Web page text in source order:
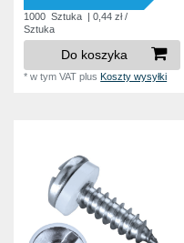
1000 Sztuka | 0,44 zł /
Sztuka
Do koszyka
*w tym VAT plusKoszty wysyłki